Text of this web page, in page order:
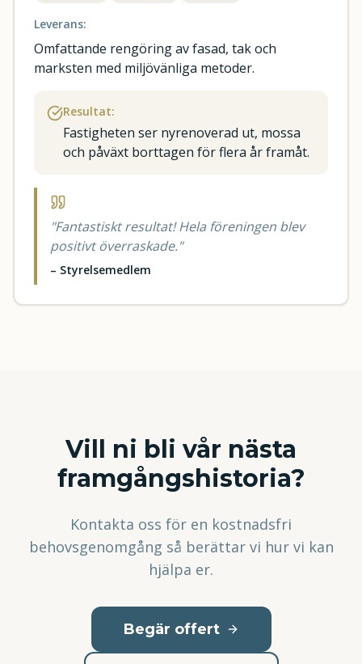
Leverans:
Omfattande rengöring av fasad, tak och
marksten med miljövänliga metoder.
Resultat:
Fastigheten ser nyrenoverad ut, mossa
och påväxt borttagen för flera år framåt.
"Fantastiskt resultat! Hela föreningen blev
positivt överraskade."
– Styrelsemedlem
Vill ni bli vår nästa
framgångshistoria?
Kontakta oss för en kostnadsfri
behovsgenomgång så berättar vi hur vi kan
hjälpa er.
Begär offert